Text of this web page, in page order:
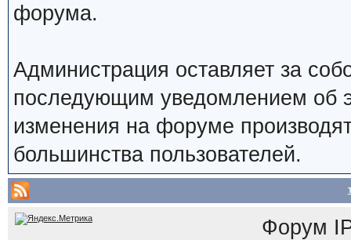
форума.
Администрация оставляет за
последующим уведомлением об
изменения на форуме
большинства пользователей.
Форум